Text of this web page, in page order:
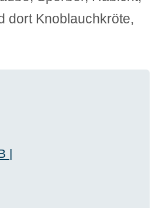
dort Knoblauchkröte,
|